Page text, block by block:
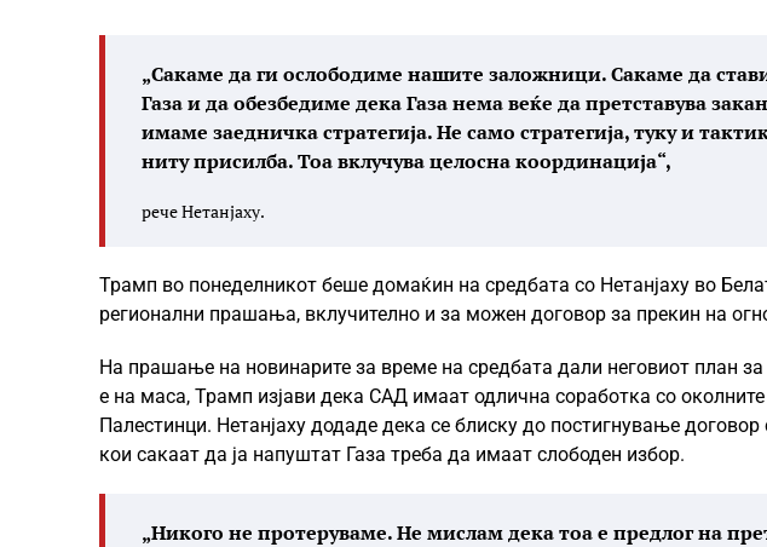
„Сакаме да ги ослободиме нашите заложници. Сакаме да
Газа и да обезбедиме дека Газа нема веќе да претставува
имаме заедничка стратегија. Не само стратегија, туку и
ниту присилба. Тоа вклучува целосна координација“,
рече Нетанјаху.
Трамп во понеделникот беше домаќин на средбата со Нетанјаху во
регионални прашања, вклучително и за можен договор за прекин на
На прашање на новинарите за време на средбата дали неговиот план
е на маса, Трамп изјави дека САД имаат одлична соработка со
Палестинци. Нетанјаху додаде дека се блиску до постигнување
кои сакаат да ја напуштат Газа треба да имаат слободен избор.
„Никого не протеруваме. Не мислам дека тоа е предлог на